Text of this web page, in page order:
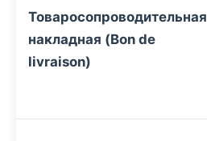
Товаросопроводительная
накладная (Bon de
livraison)